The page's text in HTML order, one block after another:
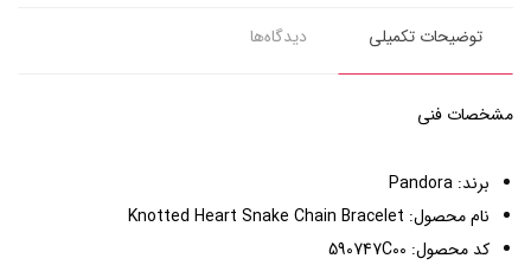
توضیحات تکمیلی دیدگاه‌ها
مشخصات فنی
برند: Pandora
نام محصول: Knotted Heart Snake Chain Bracelet
کد محصول: 590747C00